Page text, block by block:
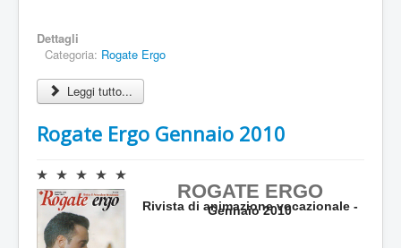
5
Dettagli
Categoria: Rogate Ergo
Leggi tutto...
Rogate Ergo Gennaio 2010
V
a
ROGATE ERGO
Rivista di animazione vocazionale -
Gennaio 2010